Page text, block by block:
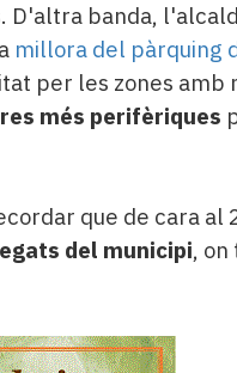
D'altra banda,
millora del pàrquing
per les zones amb
més perifèriques
que de cara al
del municipi,